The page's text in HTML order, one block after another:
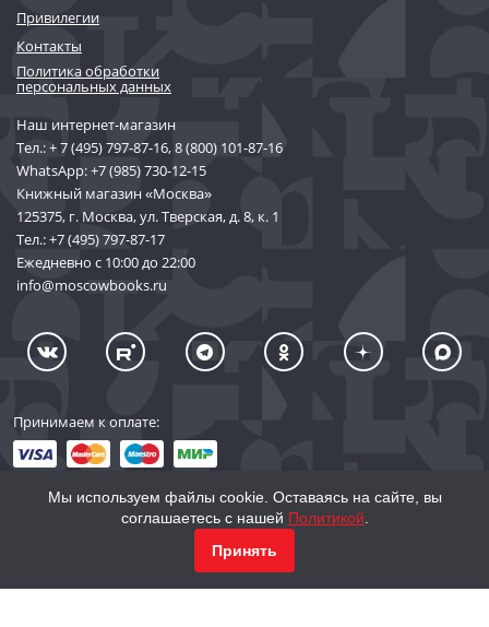
Привилегии
Контакты
Политика обработки
персональных данных
Наш интернет-магазин
Тел.:+ 7 (495) 797-87-16,8 (800) 101-87-16
WhatsApp:+7 (985) 730-12-15
Книжный магазин «Москва»
125375, г. Москва, ул. Тверская, д. 8, к. 1
Тел.:+7 (495) 797-87-17
Ежедневно с 10:00 до 22:00
info@moscowbooks.ru
Принимаем к оплате:
© 2002–2026 «Торговый Дом Книги «МОСКВА»
Мы используем файлы cookie. Оставаясь на сайте, вы
соглашаетесь с нашей Политикой
Принять